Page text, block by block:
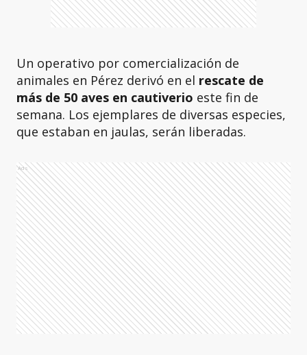
Un operativo por comercialización de
animales en Pérez derivó en el rescate de
más de 50 aves en cautiverio este fin de
semana. Los ejemplares de diversas especies,
que estaban en jaulas, serán liberadas.
Ads